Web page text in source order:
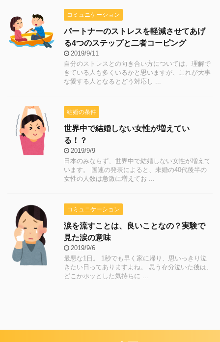
コミュニケーション
パートナーのストレスを軽減させてあげ
る4つのステップと二者コーピング
2019/9/11
自分のストレスとの向き合い方については、理解で
きている人も多くいるかと思いますが、これが大事
な愛する人となるとどう対応し ...
結婚の条件
世界中で結婚しない女性が増えてい
る！？
2019/9/9
日本のみならず、世界中で結婚しない女性が増えて
います。 国連の発表によると、未婚の40代後半の
女性の人数は急激に増えてお ...
コミュニケーション
涙を流すことは、良いことなの？実験で
見た涙の意味
2019/9/6
最悪な1日。 1秒でも早く家に帰り、思いっきり泣
きたい日ってありますよね。 思う存分泣いた後は、
どこかホッとした気持ちに ...